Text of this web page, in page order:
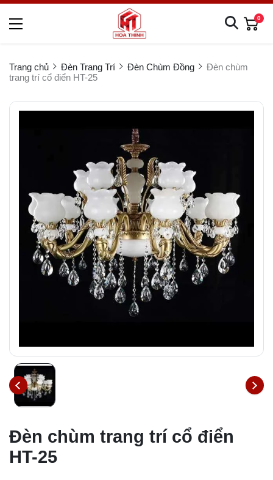
0
Trang chủ Đèn Trang Trí Đèn Chùm Đồng
Đèn chùm
trang trí cổ điển HT-25
Đèn chùm trang trí cổ điển
HT-25